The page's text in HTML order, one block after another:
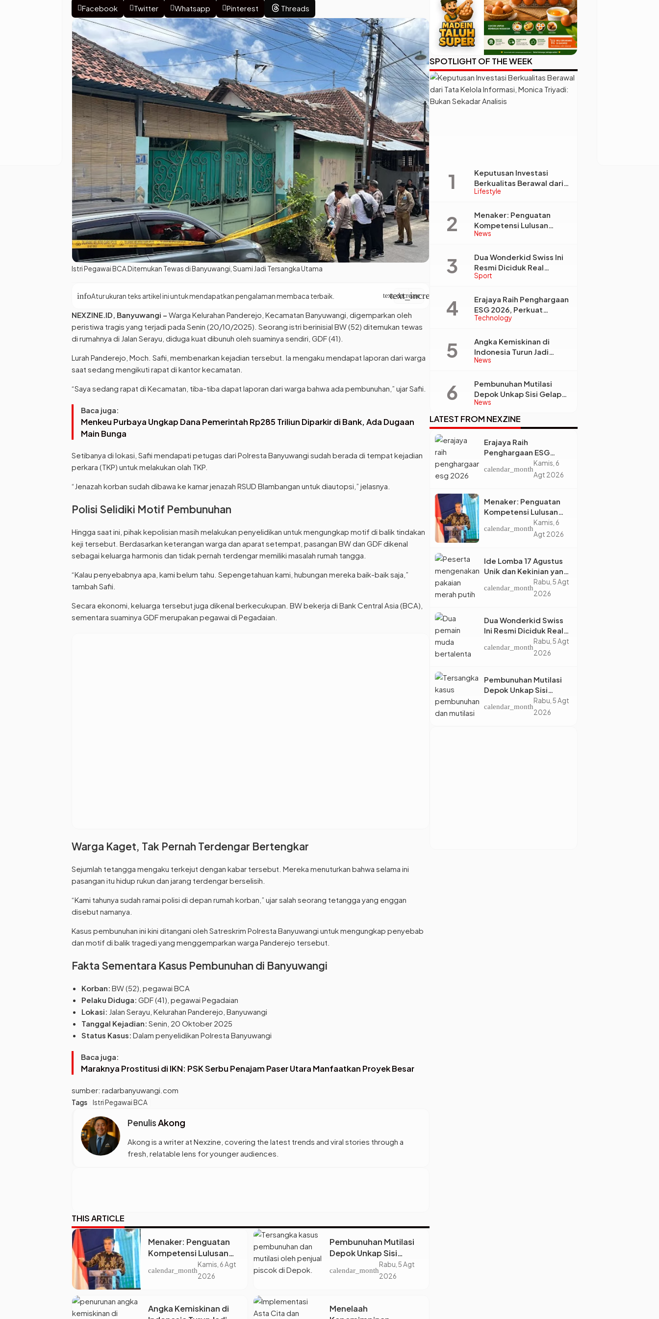
Facebook
Twitter Whatsapp Pinterest Threads
Istri Pegawai BCA Ditemukan Tewas di Banyuwangi, Suami Jadi Tersangka Utama
infoAtur ukuran teks artikel ini untuk mendapatkan pengalaman membaca terbaik. text_decrease
text_increase
NEXZINE.ID, Banyuwangi – Warga Kelurahan Panderejo, Kecamatan Banyuwangi, digemparkan oleh
peristiwa tragis yang terjadi pada Senin (20/10/2025). Seorang istri berinisial BW (52) ditemukan tewas
di rumahnya di Jalan Serayu, diduga kuat dibunuh oleh suaminya sendiri, GDF (41).
Lurah Panderejo, Moch. Safii, membenarkan kejadian tersebut. Ia mengaku mendapat laporan dari warga
saat sedang mengikuti rapat di kantor kecamatan.
“Saya sedang rapat di Kecamatan, tiba-tiba dapat laporan dari warga bahwa ada pembunuhan,” ujar Safii.
Baca juga:
Menkeu Purbaya Ungkap Dana Pemerintah Rp285 Triliun Diparkir di Bank, Ada Dugaan
Main Bunga
Setibanya di lokasi, Safii mendapati petugas dari Polresta Banyuwangi sudah berada di tempat kejadian
perkara (TKP) untuk melakukan olah TKP.
“Jenazah korban sudah dibawa ke kamar jenazah RSUD Blambangan untuk diautopsi,” jelasnya.
Polisi Selidiki Motif Pembunuhan
Hingga saat ini, pihak kepolisian masih melakukan penyelidikan untuk mengungkap motif di balik tindakan
keji tersebut. Berdasarkan keterangan warga dan aparat setempat, pasangan BW dan GDF dikenal
sebagai keluarga harmonis dan tidak pernah terdengar memiliki masalah rumah tangga.
“Kalau penyebabnya apa, kami belum tahu. Sepengetahuan kami, hubungan mereka baik-baik saja,”
tambah Safii.
Secara ekonomi, keluarga tersebut juga dikenal berkecukupan. BW bekerja di Bank Central Asia (BCA),
sementara suaminya GDF merupakan pegawai di Pegadaian.
Warga Kaget, Tak Pernah Terdengar Bertengkar
Sejumlah tetangga mengaku terkejut dengan kabar tersebut. Mereka menuturkan bahwa selama ini
pasangan itu hidup rukun dan jarang terdengar berselisih.
“Kami tahunya sudah ramai polisi di depan rumah korban,” ujar salah seorang tetangga yang enggan
disebut namanya.
Kasus pembunuhan ini kini ditangani oleh Satreskrim Polresta Banyuwangi untuk mengungkap penyebab
dan motif di balik tragedi yang menggemparkan warga Panderejo tersebut.
Fakta Sementara Kasus Pembunuhan di Banyuwangi
Korban: BW (52), pegawai BCA
Pelaku Diduga: GDF (41), pegawai Pegadaian
Lokasi: Jalan Serayu, Kelurahan Panderejo, Banyuwangi
Tanggal Kejadian: Senin, 20 Oktober 2025
Status Kasus: Dalam penyelidikan Polresta Banyuwangi
Baca juga:
Maraknya Prostitusi di IKN: PSK Serbu Penajam Paser Utara Manfaatkan Proyek Besar
sumber: radarbanyuwangi.com
Tags Istri Pegawai BCA
PenulisAkong
Akong is a writer at Nexzine, covering the latest trends and viral stories through a
fresh, relatable lens for younger audiences.
THIS ARTICLE
Menaker: Penguatan
Kompetensi Lulusan
Perguruan Tinggi Jadi
Kunci Menjawab
calendar_month
Kamis, 6 Agt
2026
Pembunuhan Mutilasi
Depok Unkap Sisi
Gelap Penjual Piscok
Berdarah Dingin
calendar_month
Rabu, 5 Agt
2026
Angka Kemiskinan di
Menelaah
SPOTLIGHT OF THE WEEK
Lifestyle
Keputusan Investasi
Berkualitas Berawal dari
Tata Kelola Informasi,
Sekadar Analisis
News
Menaker: Penguatan
Kompetensi Lulusan
Perguruan Tinggi Jadi
Kebutuhan Dunia Kerja
Sport
Dua Wonderkid Swiss Ini
Resmi Diciduk Real
Madrid dan Juventus,
Eropa
Technology
Erajaya Raih Penghargaan
ESG 2026, Perkuat
Circular Economy Lewat
Berkelanjutan
News
Angka Kemiskinan di
Indonesia Turun Jadi
22,93 Juta Orang, Tapi
Desa dan Kota Malah
Makin Lebar?
News
Pembunuhan Mutilasi
Depok Unkap Sisi Gelap
Penjual Piscok Berdarah
Dingin
LATEST FROM NEXZINE
Erajaya Raih
Penghargaan ESG
2026, Perkuat Circular
Economy Lewat
calendar_month
Kamis, 6
Agt 2026
Menaker: Penguatan
Kompetensi Lulusan
Perguruan Tinggi Jadi
Kunci Menjawab
calendar_month
Kamis, 6
Agt 2026
Ide Lomba 17 Agustus
Unik dan Kekinian yang
Dijamin Bikin Suasana
Makin Pecah
calendar_month
Rabu, 5 Agt
2026
Dua Wonderkid Swiss
Ini Resmi Diciduk Real
Madrid dan Juventus,
Siap Jadi Bintang Baru
calendar_month
Rabu, 5 Agt
2026
Pembunuhan Mutilasi
Depok Unkap Sisi
Gelap Penjual Piscok
Berdarah Dingin
calendar_month
Rabu, 5 Agt
2026